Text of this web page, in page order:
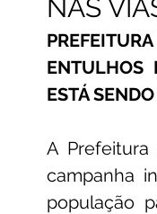
Datas Comemorativas
Segurança Pública
NAS
ENTULHOS
ESTÁ
A
campanha
população